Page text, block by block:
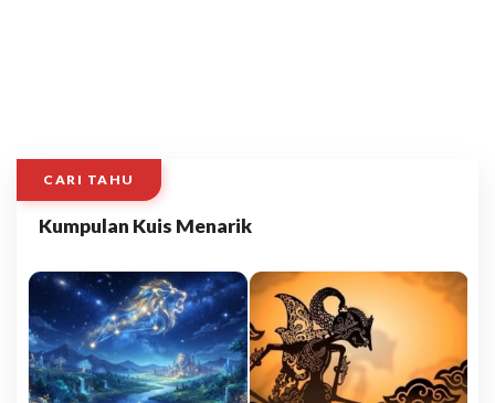
CARI TAHU
Kumpulan Kuis Menarik